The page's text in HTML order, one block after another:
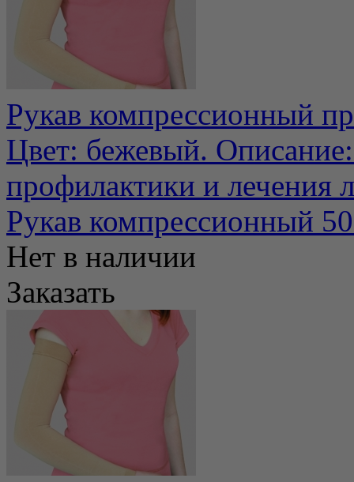
Рукав компрессионный
Цвет: бежевый.
профилактики и лечения
Рукав компрессионный
Нет в наличии
Заказать